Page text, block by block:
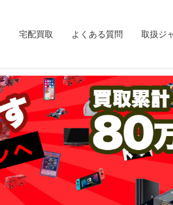
宅配買取 よくある質問 取扱ジ